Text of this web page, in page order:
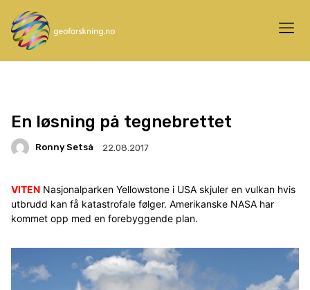
En løsning på tegnebrettet
Ronny Setså 22.08.2017
VITEN Nasjonalparken Yellowstone i USA skjuler en vulkan hvis
utbrudd kan få katastrofale følger. Amerikanske NASA har
kommet opp med en forebyggende plan.